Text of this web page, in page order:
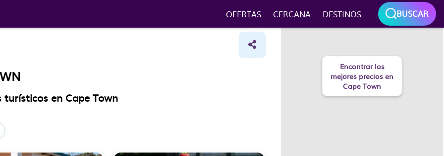
OFERTAS CERCANA DESTINOS BUSCAR
en Cape Town
Encontrar los
mejores precios en
Cape Town